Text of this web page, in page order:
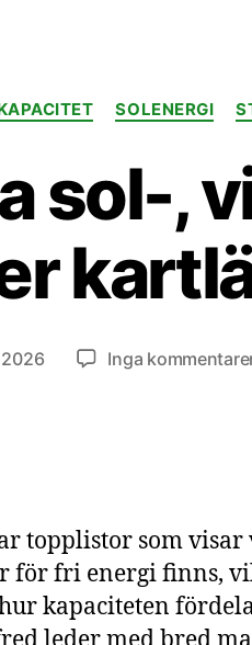
Kategorier SOLENERGI
sol-,
Inga
topplistor som visar
för fri energi finns,
kapaciteten